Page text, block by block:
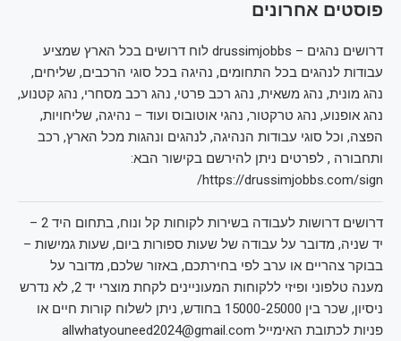
פוסטים אחרונים
דרושים נהגים – drussimjobbs לוח דרושים בכל הארץ שמציע
עבודות לנהגים בכל התחומים, נהיגה בכל סוגי הרכבים, שליחים,
נהג מונית, נהג משאית, נהג רכב פרטי, נהג רכב מסחרי, נהג קטנוע,
נהג אופנוע, נהג טרקטור, נהגי אוטובוס ועוד – נהיגה, שליחויות,
הפצה, וכל סוגי עבודות הנהיגה, לנהגים ונהגות מכל הארץ, רכב
ותחבורה , לפרטים ניתן להירשם בקישור הבא:
https://drussimjobbs.com/sign/
דרושים דרושות לעבודה בשירות לקוחות קל ונוח, בתחום היד 2 –
יד שניה, מדובר על עבודה של שעות ספורות ביום, שעות גמישות –
בבוקר צהריים או ערב לפי בחירתכם, באזור שלכם, מדובר על
מענה טלפוני ופיזי ללקוחות המעוניינים לקחת מוצרי יד 2, לא נדרש
ניסיון, שכר בין 15000-25000 בחודש, ניתן לשלוח קורות חיים או
פניות לכתובת האימייל allwhatyouneed2024@gmail.com